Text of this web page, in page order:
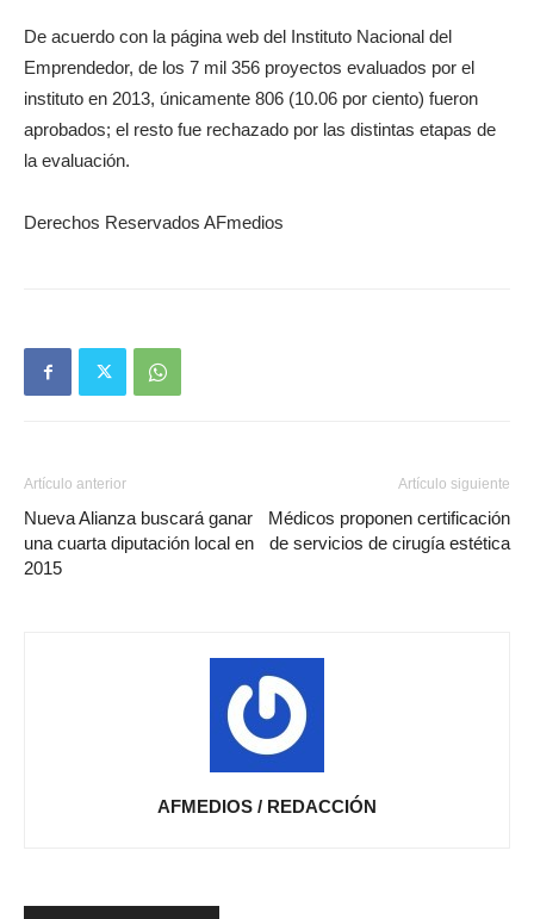
De acuerdo con la página web del Instituto Nacional del
Emprendedor, de los 7 mil 356 proyectos evaluados por el
instituto en 2013, únicamente 806 (10.06 por ciento) fueron
aprobados; el resto fue rechazado por las distintas etapas de
la evaluación.
Derechos Reservados AFmedios
Artículo anterior
Nueva Alianza buscará ganar
una cuarta diputación local en
2015
Artículo siguiente
Médicos proponen certificación
de servicios de cirugía estética
AFMEDIOS / REDACCIÓN